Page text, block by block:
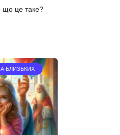
це таке?
БЛИЗЬКИХ